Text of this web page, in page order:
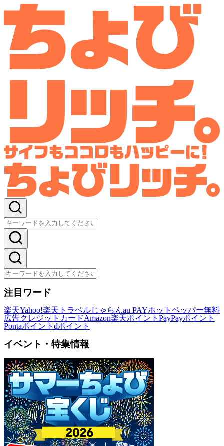
注目ワード
楽天Yahoo!楽天トラベルじゃらんau PAYホットペッパー無料
広告クレジットカードAmazon楽天ポイント PayPayポイント
Pontaポイント dポイント
イベント・特集情報